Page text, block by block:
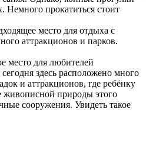
Немного прокатиться стоит
место для отдыха с
аттракционов и парков.
место для любителей
здесь расположено много
и аттракционов, где ребёнку
живописной природы этого
сооружения. Увидеть такое